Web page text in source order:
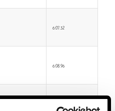
6:07.32
6:08.96